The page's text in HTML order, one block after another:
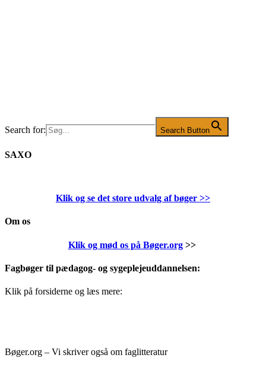
Search for: Search Button
SAXO
Klik og se det store udvalg af bøger >>
Om os
Klik og mød os på Bøger.org>>
Fagbøger til pædagog- og sygeplejeuddannelsen:
Klik på forsiderne og læs mere:
Bøger.org – Vi skriver også om faglitteratur